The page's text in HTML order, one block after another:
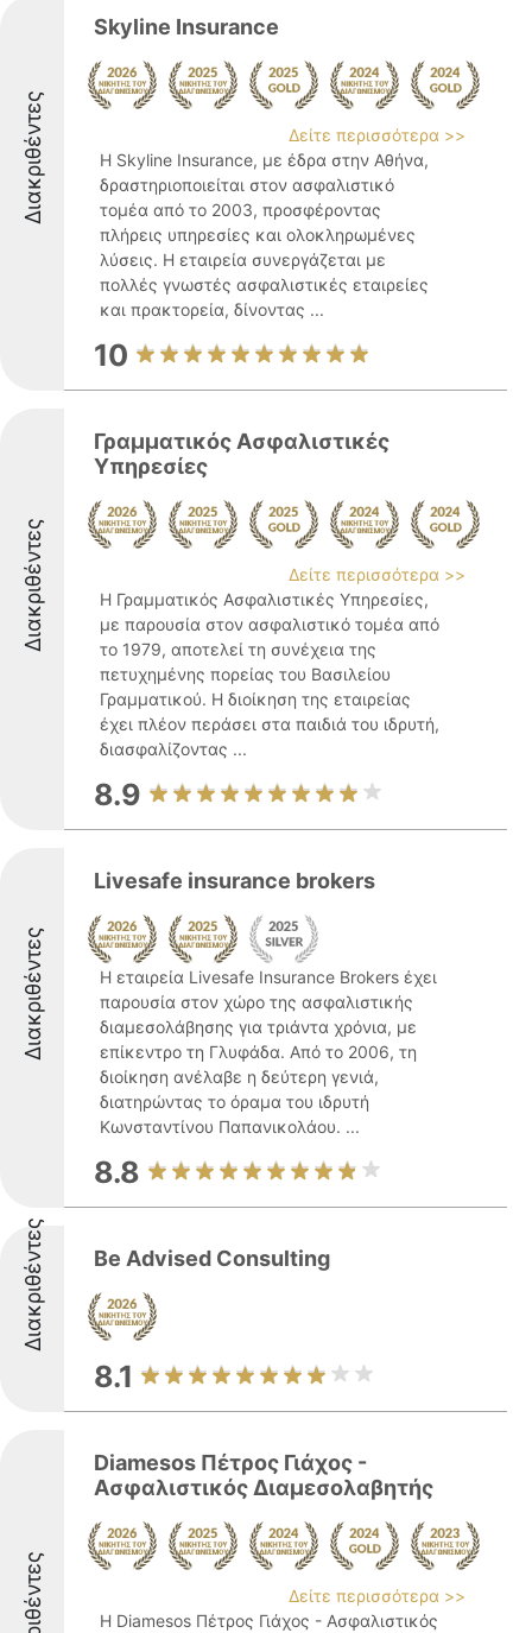
Διακριθέντες
Skyline Insurance
Δείτε περισσότερα >>
Η Skyline Insurance, με έδρα στην Αθήνα,
δραστηριοποιείται στον ασφαλιστικό
τομέα από το 2003, προσφέροντας
πλήρεις υπηρεσίες και ολοκληρωμένες
λύσεις. Η εταιρεία συνεργάζεται με
πολλές γνωστές ασφαλιστικές εταιρείες
και πρακτορεία, δίνοντας ...
10
Διακριθέντες
Γραμματικός Ασφαλιστικές
Υπηρεσίες
Δείτε περισσότερα >>
Η Γραμματικός Ασφαλιστικές Υπηρεσίες,
με παρουσία στον ασφαλιστικό τομέα από
το 1979, αποτελεί τη συνέχεια της
πετυχημένης πορείας του Βασιλείου
Γραμματικού. Η διοίκηση της εταιρείας
έχει πλέον περάσει στα παιδιά του ιδρυτή,
διασφαλίζοντας ...
8.9
Διακριθέντες
Livesafe insurance brokers
Η εταιρεία Livesafe Insurance Brokers έχει
παρουσία στον χώρο της ασφαλιστικής
διαμεσολάβησης για τριάντα χρόνια, με
επίκεντρο τη Γλυφάδα. Από το 2006, τη
διοίκηση ανέλαβε η δεύτερη γενιά,
διατηρώντας το όραμα του ιδρυτή
Κωνσταντίνου Παπανικολάου. ...
8.8
Διακριθέντες Be Advised Consulting
8.1
Diamesos Πέτρος Γιάχος -
Ασφαλιστικός Διαμεσολαβητής
Δείτε περισσότερα >>
Η Diamesos Πέτρος Γιάχος - Ασφαλιστικός